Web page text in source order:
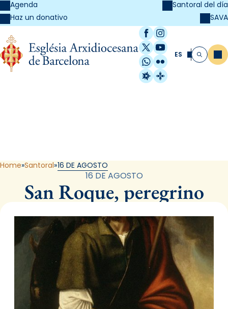
Agenda
Haz un donativo
Santoral del día
SAVA
Facebook
Instagram
X / Twitter
YouTube
WhatsApp
Flickr
Radio Estel
Catalunya
ES Buscar
Home Santoral 16 DE AGOSTO
16 DE AGOSTO
San Roque, peregrino